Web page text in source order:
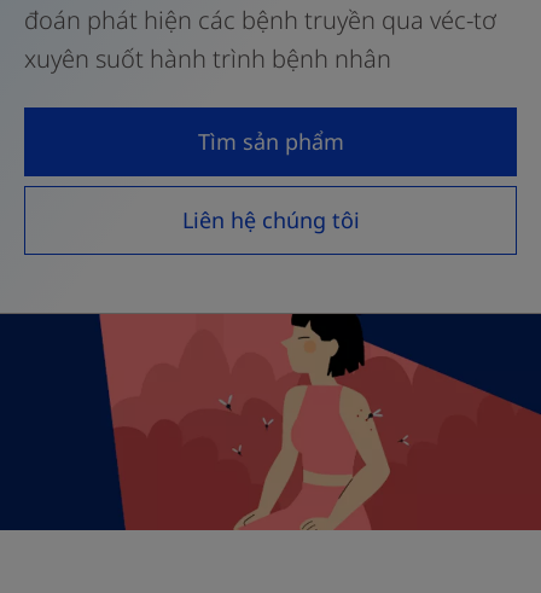
đoán phát hiện các bệnh truyền qua véc-tơ
xuyên suốt hành trình bệnh nhân
Tìm sản phẩm
Liên hệ chúng tôi